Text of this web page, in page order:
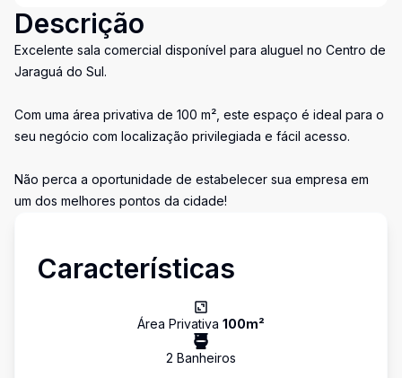
Descrição
Excelente sala comercial disponível para aluguel no Centro de
Jaraguá do Sul.
Com uma área privativa de 100 m², este espaço é ideal para o
seu negócio com localização privilegiada e fácil acesso.
Não perca a oportunidade de estabelecer sua empresa em
um dos melhores pontos da cidade!
Características
Área Privativa 100m²
2 Banheiros